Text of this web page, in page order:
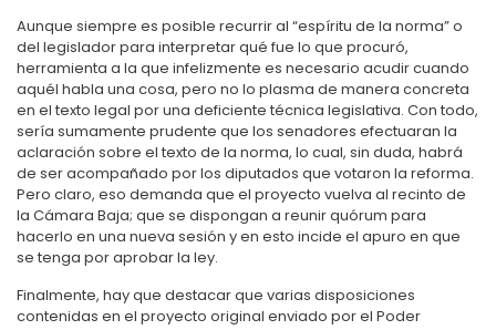
Aunque siempre es posible recurrir al “espíritu de la norma” o
del legislador para interpretar qué fue lo que procuró,
herramienta a la que infelizmente es necesario acudir cuando
aquél habla una cosa, pero no lo plasma de manera concreta
en el texto legal por una deficiente técnica legislativa. Con todo,
sería sumamente prudente que los senadores efectuaran la
aclaración sobre el texto de la norma, lo cual, sin duda, habrá
de ser acompañado por los diputados que votaron la reforma.
Pero claro, eso demanda que el proyecto vuelva al recinto de
la Cámara Baja; que se dispongan a reunir quórum para
hacerlo en una nueva sesión y en esto incide el apuro en que
se tenga por aprobar la ley.
Finalmente, hay que destacar que varias disposiciones
contenidas en el proyecto original enviado por el Poder